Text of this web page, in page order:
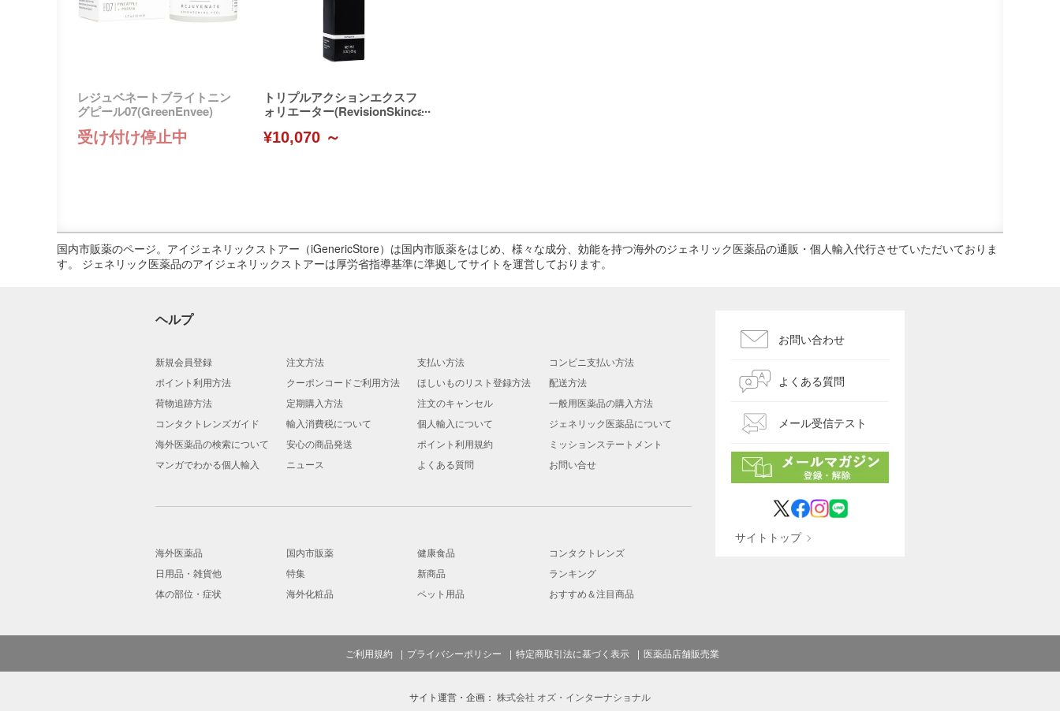
レジュベネートブライトニン
グピール07(GreenEnvee)
受け付け停止中
トリプルアクションエクスフ
ォリエーター(RevisionSkinca
¥10,070 ～
国内市販薬のページ。アイジェネリックストアー（iGenericStore）は国内市販薬をはじめ、様々な成分、効能を持つ海外のジェネリック医薬品の通販・個人輸入代行させていただいておりま
す。 ジェネリック医薬品のアイジェネリックストアーは厚労省指導基準に準拠してサイトを運営しております。
ヘルプ
新規会員登録 注文方法 支払い方法
コンビニ支払い方法
ポイント利用方法
クーポンコードご利用方法 ほしいものリスト登録方法
配送方法
荷物追跡方法
定期購入方法 注文のキャンセル
一般用医薬品の購入方法
コンタクトレンズガイド
輸入消費税について 個人輸入について
ジェネリック医薬品について
海外医薬品の検索について
安心の商品発送 ポイント利用規約
ミッションステートメント
マンガでわかる個人輸入
ニュース よくある質問 お問い合せ
海外医薬品 国内市販薬 健康食品
コンタクトレンズ
日用品・雑貨他
特集 新商品
ランキング
体の部位・症状
海外化粧品 ペット用品 おすすめ＆注目商品
お問い合わせ
よくある質問
メール受信テスト
サイトトップ
ご利用規約 プライバシーポリシー 特定商取引法に基づく表示 医薬品店舗販売業
サイト運営・企画： 株式会社 オズ・インターナショナル